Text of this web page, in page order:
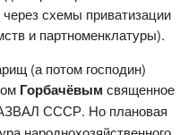
через схемы приватизации
и партноменклатуры).
(а потом господин)
Горбачёвым священное
СССР. Но плановая